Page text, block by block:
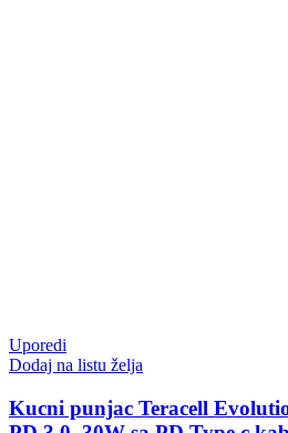
Uporedi
Dodaj na listu želja
Kucni punjac Teracell